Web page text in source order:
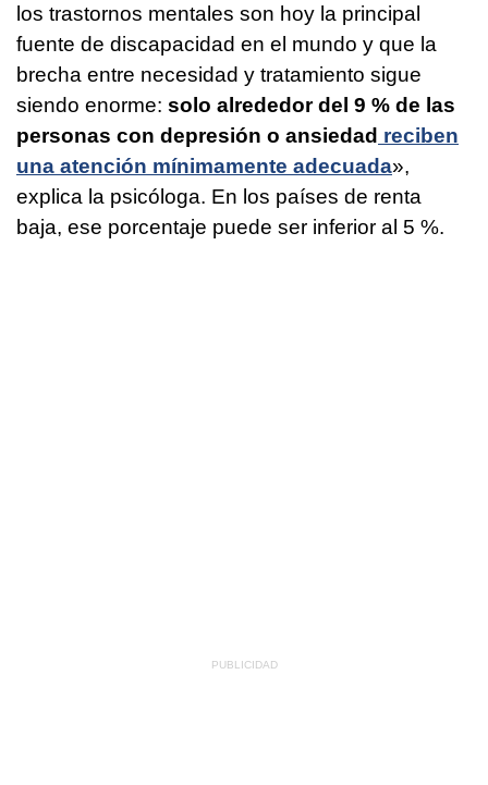
los trastornos mentales son hoy la principal
fuente de discapacidad en el mundo y que la
brecha entre necesidad y tratamiento sigue
siendo enorme: solo alrededor del 9 % de las
personas con depresión o ansiedad reciben
una atención mínimamente adecuada»,
explica la psicóloga. En los países de renta
baja, ese porcentaje puede ser inferior al 5 %.